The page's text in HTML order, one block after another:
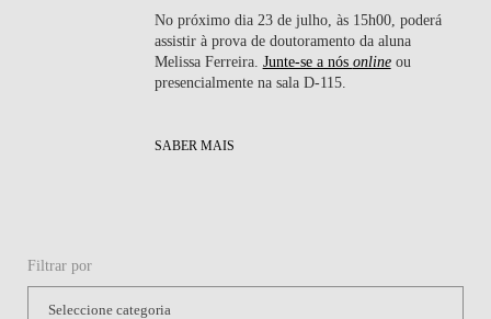
No próximo dia 23 de julho, às 15h00, poderá
assistir à prova de doutoramento da aluna
Melissa Ferreira. Junte-se a nós onlineou
presencialmente na sala D-115.
SABER MAIS
Filtrar por